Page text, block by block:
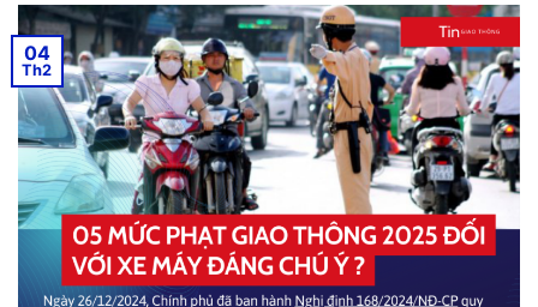
04
Th2